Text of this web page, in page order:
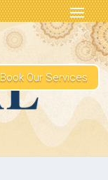
Book Our Services